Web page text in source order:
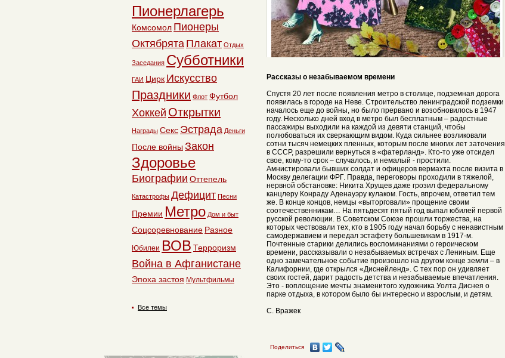
Рассказы о незабываемом времени
Спустя 20 лет после появления метро в столице, подземная дорога
появилась в городе на Неве. Строительство ленинградской подземки
началось еще до войны, но было прервано и возобновилось в 1947
году. Несколько дней вход в метро был бесплатным – радостные
пассажиры выходили на каждой из девяти станций, чтобы
полюбоваться их сверкающим видом. Куда сильнее возликовали
сотни тысяч немецких пленных, которым после многих лет заточения
в СССР, разрешили вернуться в «фатерланд». Кто-то уже отсидел
свое, кому-то срок – случалось, и немалый - простили.
Амнистировали бывших солдат и офицеров вермахта после визита в
Москву делегации ФРГ. Правда, переговоры проходили в тяжелой,
нервной обстановке: Никита Хрущев даже грозил федеральному
канцлеру Конраду Аденауэру кулаком. Гость, впрочем, ответил тем
же. В конце концов, немцы «выторговали» прощение своим
соотечественникам… На пятьдесят пятый год выпал юбилей первой
русской революции. В Советском Союзе прошли торжества, на
которых чествовали тех, кто в 1905 году начал борьбу с ненавистным
самодержавием и передал эстафету большевикам в 1917-м.
Почтенные старики делились воспоминаниями о героическом
времени, рассказывали о незабываемых встречах с Лениным. Еще
одно замечательное событие произошло на другом конце земли – в
Калифорнии, где открылся «Диснейленд». С тех пор он удивляет
своих гостей, дарит радость детства и незабываемые впечатления.
Это - воплощение мечты знаменитого художника Уолта Диснея о
парке отдыха, в котором было бы интересно и взрослым, и детям.
С. Вражек
Поделиться
Пионерлагерь
Комсомол Пионеры
Октябрята Плакат Отдых
Заседания Субботники
ГАИ Цирк Искусство
Праздники Флот Футбол
Хоккей Открытки
Награды Секс Эстрада Деньги
После войны Закон
Здоровье
Биографии Оттепель
Катастрофы Дефицит Песни
Премии Метро Дом и быт
Соцсоревнование Разное
Юбилеи ВОВ Терроризм
Война в Афганистане
Эпоха застоя Мультфильмы
Все темы